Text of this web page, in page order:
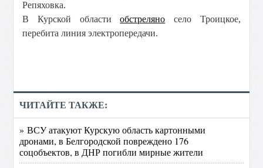
Репяховка.
В Курской областиобстреляно село Троицкое,
перебита линия электропередачи.
ЧИТАЙТЕ ТАКЖЕ:
» ВСУ атакуют Курскую область картонными
дронами, в Белгородской повреждено 176
соцобъектов, в ДНР погибли мирные жители